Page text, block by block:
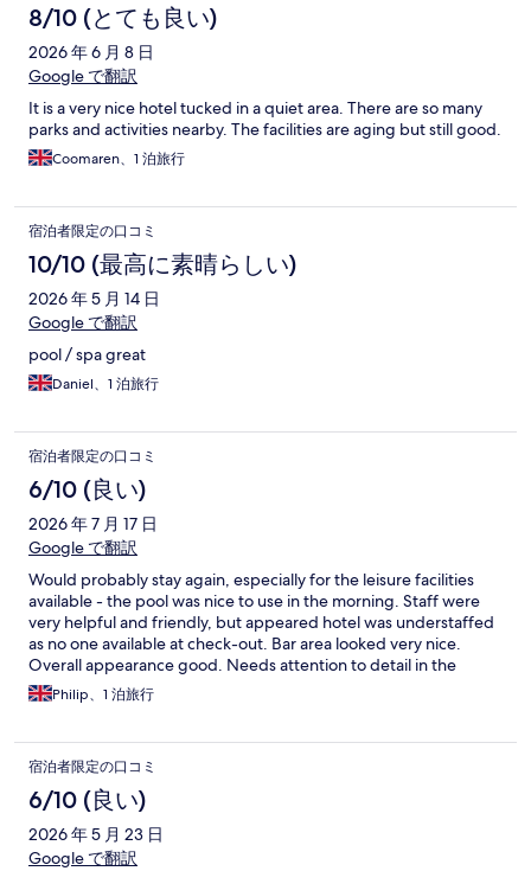
8/10 (とても良い)
2026 年 6 月 8 日
Google で翻訳
It is a very nice hotel tucked in a quiet area. There are so many
parks and activities nearby. The facilities are aging but still good.
Coomaren、1 泊旅行
宿泊者限定の口コミ
10/10 (最高に素晴らしい)
2026 年 5 月 14 日
Google で翻訳
pool / spa great
Daniel、1 泊旅行
宿泊者限定の口コミ
6/10 (良い)
2026 年 7 月 17 日
Google で翻訳
Would probably stay again, especially for the leisure facilities
available - the pool was nice to use in the morning. Staff were
very helpful and friendly, but appeared hotel was understaffed
as no one available at check-out. Bar area looked very nice.
Overall appearance good. Needs attention to detail in the
bedrooms. Whilst nice and spacious, three out of four bedside
lights not working, one bedside light would spin around at
holder broken. But, nice bed, clean, en-suite good, and quiet
location.
Philip、1 泊旅行
宿泊者限定の口コミ
6/10 (良い)
2026 年 5 月 23 日
Google で翻訳